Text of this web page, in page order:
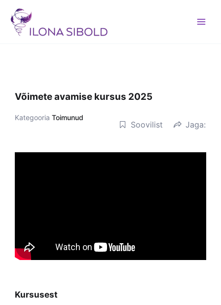
content
Võimete avamise kursus 2025
KategooriaToimunud
Soovilist Jaga:
Kursusest